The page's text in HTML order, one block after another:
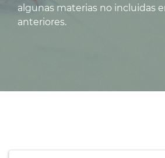
algunas materias no incluidas
anteriores.